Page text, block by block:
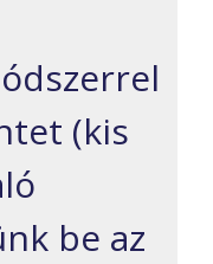
(kis
be az